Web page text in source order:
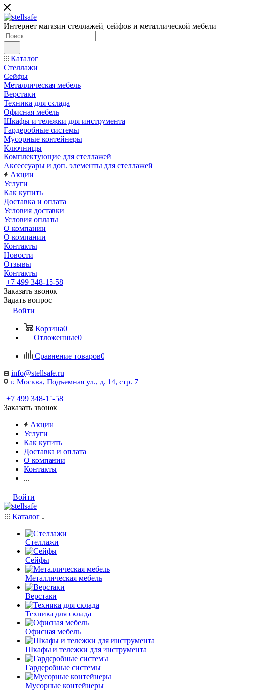
Интернет магазин стеллажей, сейфов и металлической мебели
Каталог
Стеллажи
Сейфы
Металлическая мебель
Верстаки
Техника для склада
Офисная мебель
Шкафы и тележки для инструмента
Гардеробные системы
Мусорные контейнеры
Ключницы
Комплектующие для стеллажей
Аксессуары и доп. элементы для стеллажей
Акции
Услуги
Как купить
Доставка и оплата
Условия доставки
Условия оплаты
О компании
О компании
Контакты
Новости
Отзывы
Контакты
+7 499 348-15-58
Заказать звонок
Задать вопрос
Войти
Корзина0
Отложенные0
Сравнение товаров0
info@stellsafe.ru
г. Москва, Подъемная ул., д. 14, стр. 7
+7 499 348-15-58
Заказать звонок
Акции
Услуги
Как купить
Доставка и оплата
О компании
Контакты
...
Войти
Каталог
Стеллажи
Сейфы
Металлическая мебель
Верстаки
Техника для склада
Офисная мебель
Шкафы и тележки для инструмента
Гардеробные системы
Мусорные контейнеры